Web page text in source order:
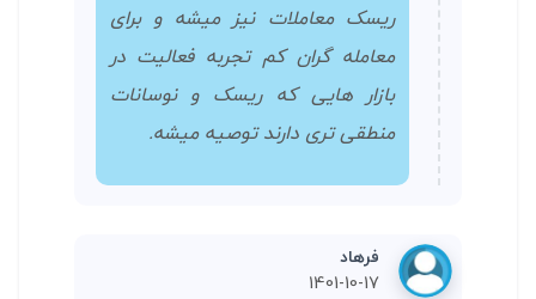
ریسک معاملات نیز میشه و برای
معامله گران کم تجربه فعالیت در
بازار هایی که ریسک و نوسانات
منطقی تری دارند توصیه میشه.
فرهاد
1401-10-17